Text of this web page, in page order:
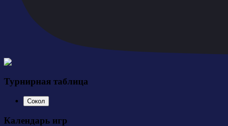
Турнирная таблица
Сокол
Календарь игр